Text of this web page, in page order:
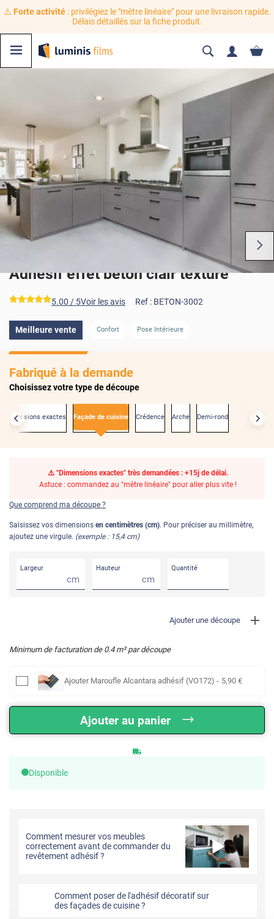
⚠️ Forte activité: privilégiez le "mètre linéaire" pour une livraison rapide.
Délais détaillés sur la fiche produit.
Adhésif effet béton clair texturé
*****
5.00 / 5Voir les avis Ref : BETON-3002
Meilleure vente Confort Pose Intérieure
Fabriqué à la demande
Choisissez votre type de découpe
dimensions exactes Façade de cuisine Crédence Arche Demi-rond
⚠️ "Dimensions exactes" très demandées : +15j de délai.
Astuce : commandez au "mètre linéaire" pour aller plus vite !
Que comprend ma découpe ?
Saisissez vos dimensions en centimètres (cm). Pour préciser au millimètre,
ajoutez une virgule. (exemple : 15,4 cm)
Largeur
cm
Hauteur
cm
Quantité
Ajouter une découpe
Minimum de facturation de 0.4m² par découpe
Ajouter Maroufle Alcantara adhésif (VO172) - 5,90 €
Ajouter au panier
Disponible
Comment mesurer vos meubles
correctement avant de commander du
revêtement adhésif ?
Comment poser de l'adhésif décoratif sur
des façades de cuisine ?